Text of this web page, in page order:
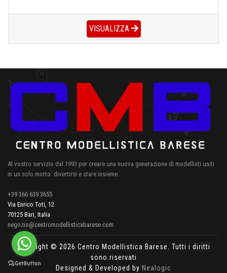
VISUALIZZA
Al vostro servizio dal 1993 per creare una nuova generazione di modellisti uniti
in un solo motto: divertirsi e stare insieme.
+39 366 639 3655
Via Enrico Toti, 12
70125 Bari, Italia
negozio@centromodellisticabarese.com
Copyright © 2026 Centro Modellistica Barese. Tutti i diritti
sono riservati
Designed & Developed by Nealogic